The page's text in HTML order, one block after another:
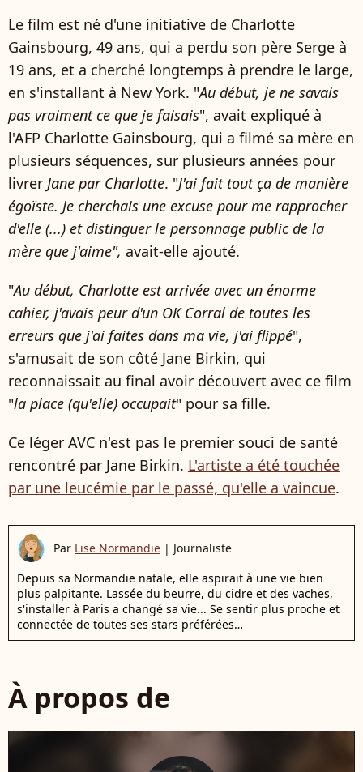
Le film est né d'une initiative de Charlotte
Gainsbourg, 49 ans, qui a perdu son père Serge à
19 ans, et a cherché longtemps à prendre le large,
en s'installant à New York. "Au début, je ne savais
pas vraiment ce que je faisais", avait expliqué à
l'AFP Charlotte Gainsbourg, qui a filmé sa mère en
plusieurs séquences, sur plusieurs années pour
livrer Jane par Charlotte. "J'ai fait tout ça de manière
égoïste. Je cherchais une excuse pour me rapprocher
d'elle (...) et distinguer le personnage public de la
mère que j'aime", avait-elle ajouté.
"Au début, Charlotte est arrivée avec un énorme
cahier, j'avais peur d'un OK Corral de toutes les
erreurs que j'ai faites dans ma vie, j'ai flippé",
s'amusait de son côté Jane Birkin, qui
reconnaissait au final avoir découvert avec ce film
"la place (qu'elle) occupait" pour sa fille.
Ce léger AVC n'est pas le premier souci de santé
rencontré par Jane Birkin. L'artiste a été touchée
par une leucémie par le passé, qu'elle a vaincue.
Par Lise Normandie | Journaliste
Depuis sa Normandie natale, elle aspirait à une vie bien
plus palpitante. Lassée du beurre, du cidre et des vaches,
s'installer à Paris a changé sa vie... Se sentir plus proche et
connectée de toutes ses stars préférées…
À propos de